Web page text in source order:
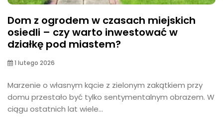
Dom z ogrodem w czasach miejskich
osiedli – czy warto inwestować w
działkę pod miastem?
1 lutego 2026
Marzenie o własnym kącie z zielonym zakątkiem przy
domu przestało być tylko sentymentalnym obrazem. W
ciągu ostatnich lat wiele...